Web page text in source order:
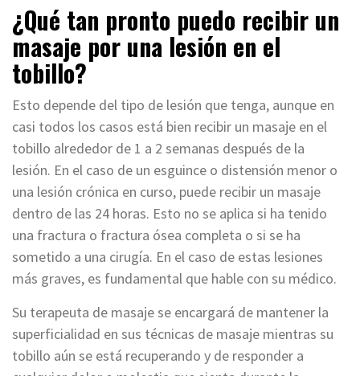
¿Qué tan pronto puedo recibir un
masaje por una lesión en el
tobillo?
Esto depende del tipo de lesión que tenga, aunque en
casi todos los casos está bien recibir un masaje en el
tobillo alrededor de 1 a 2 semanas después de la
lesión. En el caso de un esguince o distensión menor o
una lesión crónica en curso, puede recibir un masaje
dentro de las 24 horas. Esto no se aplica si ha tenido
una fractura o fractura ósea completa o si se ha
sometido a una cirugía. En el caso de estas lesiones
más graves, es fundamental que hable con su médico.
Su terapeuta de masaje se encargará de mantener la
superficialidad en sus técnicas de masaje mientras su
tobillo aún se está recuperando y de responder a